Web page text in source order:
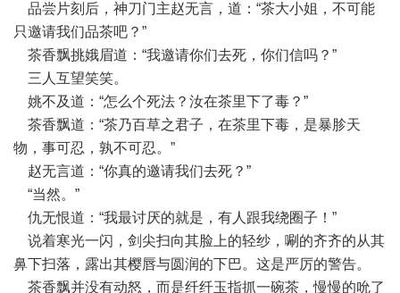
品尝片刻后，神刀门主赵无言，道：“茶大小姐，不可能
只邀请我们品茶吧？”
茶香飘挑娥眉道：“我邀请你们去死，你们信吗？”
三人互望笑笑。
姚不及道：“怎么个死法？汝在茶里下了毒？”
茶香飘道：“茶乃百草之君子，在茶里下毒，是暴胗天
物，事可忍，孰不可忍。”
赵无言道：“你真的邀请我们去死？”
“当然。”
仇无恨道：“我最讨厌的就是，有人跟我绕圈子！”
说着寒光一闪，剑尖扫向其脸上的轻纱，唰的齐齐的从其
鼻下扫落，露出其樱唇与圆润的下巴。这是严厉的警告。
茶香飘并没有动怒，而是纤纤玉指抓一碗茶，慢慢的吮了